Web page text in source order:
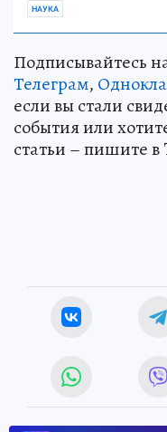
НАУКА
Подписывайтесь
Телеграм,
если вы стали
события или
статьи – пишите в